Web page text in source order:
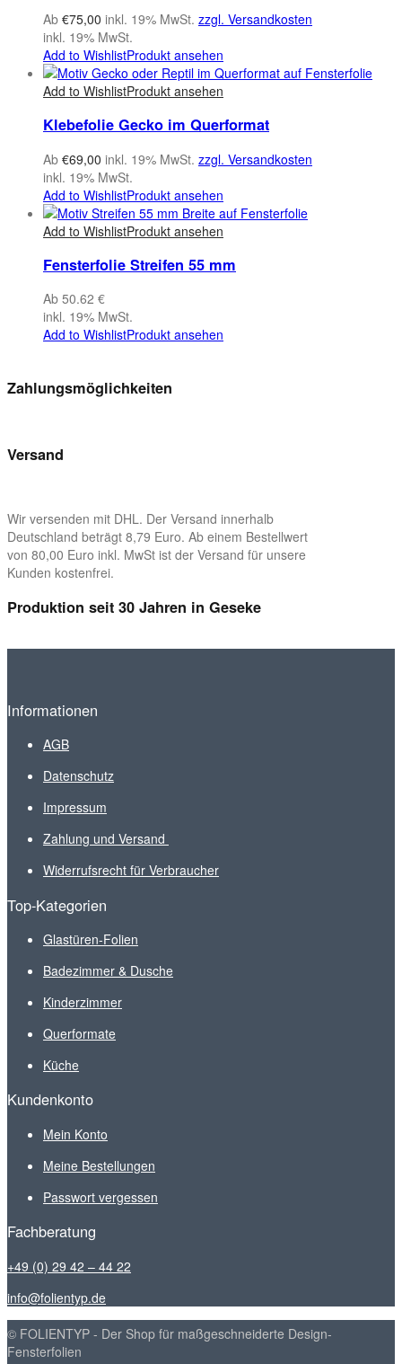
Ab €75,00 inkl. 19% MwSt. zzgl. Versandkosten
inkl. 19% MwSt.
Add to WishlistProdukt ansehen
Add to WishlistProdukt ansehen
Klebefolie Gecko im Querformat
Ab €69,00 inkl. 19% MwSt. zzgl. Versandkosten
inkl. 19% MwSt.
Add to WishlistProdukt ansehen
Add to WishlistProdukt ansehen
Fensterfolie Streifen 55 mm
Ab 50.62 €
inkl. 19% MwSt.
Add to WishlistProdukt ansehen
Zahlungsmöglichkeiten
Versand
Wir versenden mit DHL. Der Versand innerhalb
Deutschland beträgt 8,79 Euro. Ab einem Bestellwert
von 80,00 Euro inkl. MwSt ist der Versand für unsere
Kunden kostenfrei.
Produktion seit 30 Jahren in Geseke
Informationen
AGB
Datenschutz
Impressum
Zahlung und Versand
Widerrufsrecht für Verbraucher
Top-Kategorien
Glastüren-Folien
Badezimmer & Dusche
Kinderzimmer
Querformate
Küche
Kundenkonto
Mein Konto
Meine Bestellungen
Passwort vergessen
Fachberatung
+49 (0) 29 42 – 44 22
info@folientyp.de
© FOLIENTYP - Der Shop für maßgeschneiderte Design-
Fensterfolien